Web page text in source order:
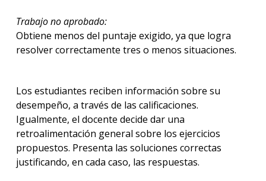
Trabajo no aprobado:
Obtiene menos del puntaje exigido, ya que logra
resolver correctamente tres o menos situaciones.
Los estudiantes reciben información sobre su
desempeño, a través de las calificaciones.
Igualmente, el docente decide dar una
retroalimentación general sobre los ejercicios
propuestos. Presenta las soluciones correctas
justificando, en cada caso, las respuestas.